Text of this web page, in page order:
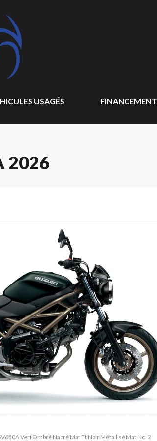
USAGÉS FINANCEMENT
2026
Vert Ombré Nacré Mat Et Noir Métallisé Mat No. 2